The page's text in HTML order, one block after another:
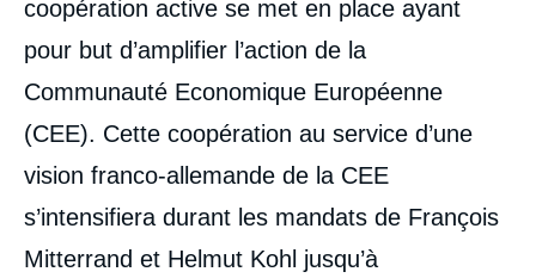
coopération active se met en place ayant
pour but d’amplifier l’action de la
Communauté Economique Européenne
(CEE). Cette coopération au service d’une
vision franco-allemande de la CEE
s’intensifiera durant les mandats de François
Mitterrand et Helmut Kohl jusqu’à